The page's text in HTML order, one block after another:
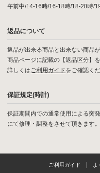
午前中/14-16時/16-18時/18-20時/
返品について
返品が出来る商品と出来ない商品が
商品ページに記載の【返品区分】
詳しくはご利用ガイドをご確認くだ
保証規定(時計)
保証期間内での通常使用による突
にて修理・調整をさせて頂きます
ご利用ガイド よ